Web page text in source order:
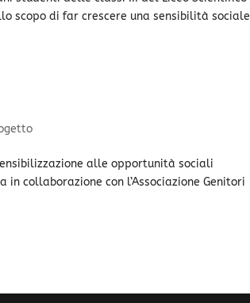
di far crescere una sensibilità sociale
alle opportunità sociali
in collaborazione con l’Associazione Genitori